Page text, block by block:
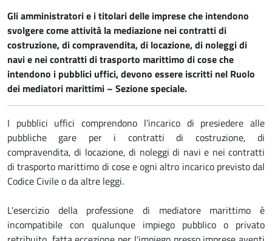
Gli amministratori e i titolari delle imprese che intendono
svolgere come attività la mediazione nei contratti di
costruzione, di compravendita, di locazione, di noleggi di
navi e nei contratti di trasporto marittimo di cose che
intendono i pubblici uffici, devono essere iscritti nel Ruolo
dei mediatori marittimi – Sezione speciale.
I pubblici uffici comprendono l’incarico di presiedere alle
pubbliche gare per i contratti di costruzione, di
compravendita, di locazione, di noleggi di navi e nei contratti
di trasporto marittimo di cose e ogni altro incarico previsto dal
Codice Civile o da altre leggi.
L'esercizio della professione di mediatore marittimo è
incompatibile con qualunque impiego pubblico o privato